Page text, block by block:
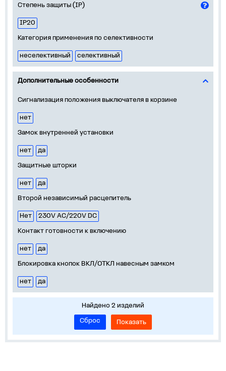
Степень защиты (IP)
IP20
Категория применения по селективности
неселективный селективный
Дополнительные особенности
Сигнализация положения выключателя в корзине
нет
Замок внутренней установки
нет
да
Защитные шторки
нет
да
Второй независимый расцепитель
Нет
230V АС/220V DC
Контакт готовности к включению
нет
да
Блокировка кнопок ВКЛ/ОТКЛ навесным замком
нет да
Найдено 2 изделий
Сброс
Показать